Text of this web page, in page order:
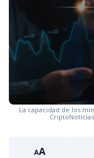
La capacidad de los